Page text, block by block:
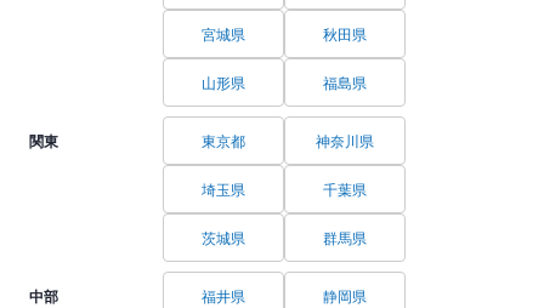
宮城県 秋田県
山形県 福島県
関東 東京都 神奈川県
埼玉県 千葉県
茨城県 群馬県
中部 福井県 静岡県